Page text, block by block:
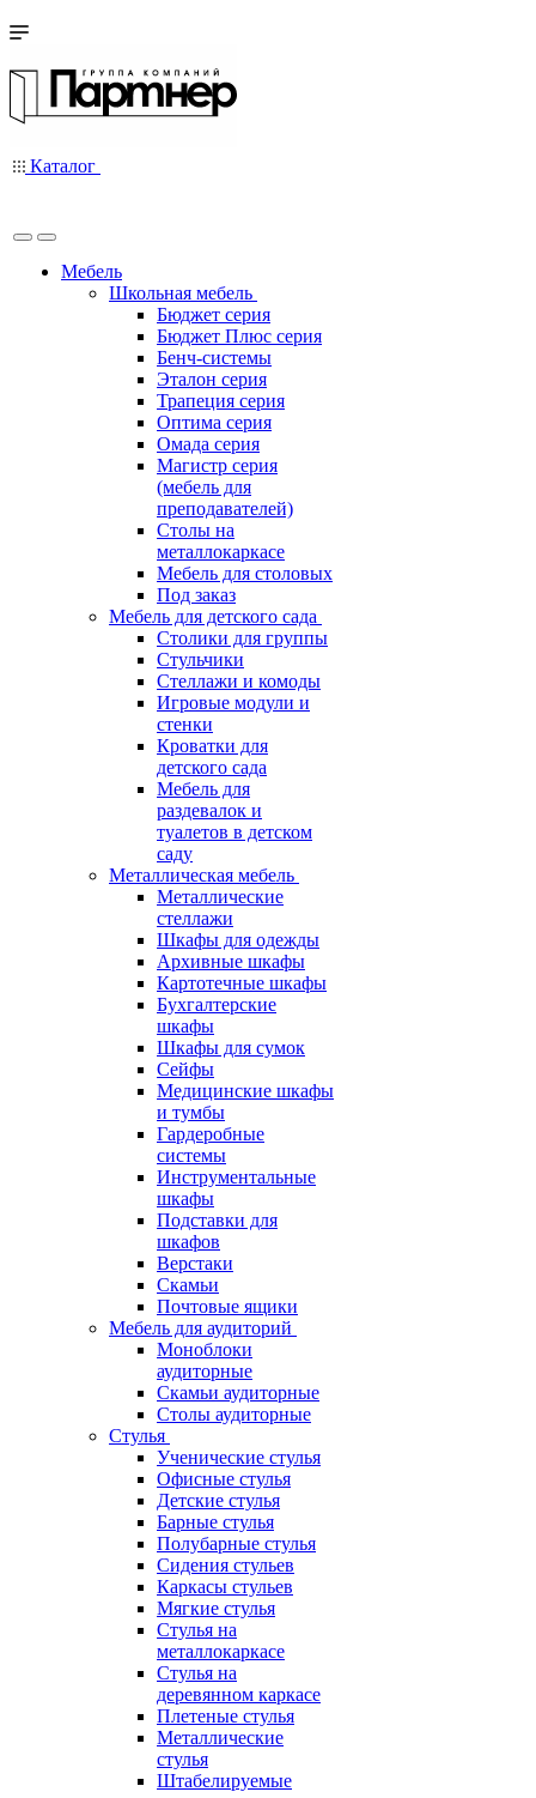
Каталог
Мебель
Школьная мебель
Бюджет серия
Бюджет Плюс серия
Бенч-системы
Эталон серия
Трапеция серия
Оптима серия
Омада серия
Магистр серия
(мебель для
преподавателей)
Столы на
металлокаркасе
Мебель для столовых
Под заказ
Мебель для детского сада
Столики для группы
Стульчики
Стеллажи и комоды
Игровые модули и
стенки
Кроватки для
детского сада
Мебель для
раздевалок и
туалетов в детском
саду
Металлическая мебель
Металлические
стеллажи
Шкафы для одежды
Архивные шкафы
Картотечные шкафы
Бухгалтерские
шкафы
Шкафы для сумок
Сейфы
Медицинские шкафы
и тумбы
Гардеробные
системы
Инструментальные
шкафы
Подставки для
шкафов
Верстаки
Скамьи
Почтовые ящики
Мебель для аудиторий
Моноблоки
аудиторные
Скамьи аудиторные
Столы аудиторные
Стулья
Ученические стулья
Офисные стулья
Детские стулья
Барные стулья
Полубарные стулья
Сидения стульев
Каркасы стульев
Мягкие стулья
Стулья на
металлокаркасе
Стулья на
деревянном каркасе
Плетеные стулья
Металлические
стулья
Штабелируемые